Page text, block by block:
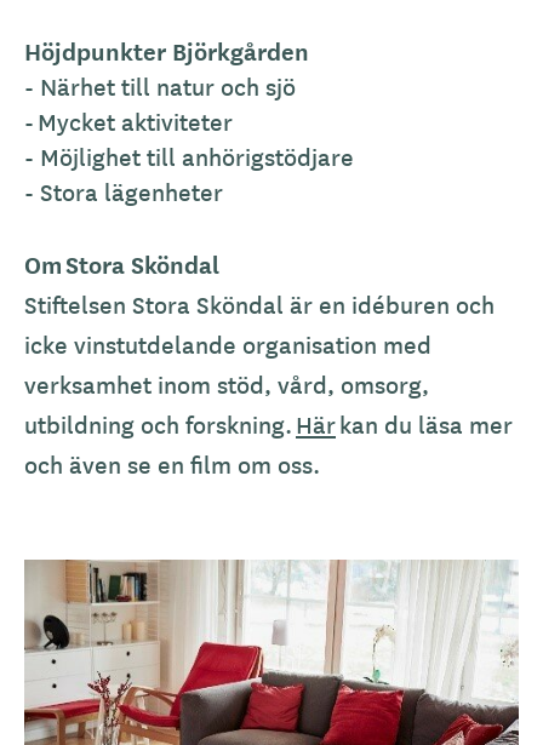
Höjdpunkter Björkgården
- Närhet till natur och sjö
-Mycket aktiviteter
- Möjlighet till anhörigstödjare
- Stora lägenheter
OmStora Sköndal
Stiftelsen Stora Sköndal är en idéburen och
icke vinstutdelande organisation med
verksamhet inom stöd, vård, omsorg,
utbildning och forskning.Härkan du läsa mer
och även se en film om oss.